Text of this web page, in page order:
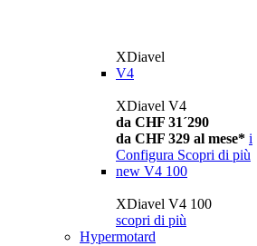
XDiavel
V4
XDiavel V4
da CHF 31´290
da CHF 329 al mese* i
Configura Scopri di più
new V4 100
XDiavel V4 100
scopri di più
Hypermotard